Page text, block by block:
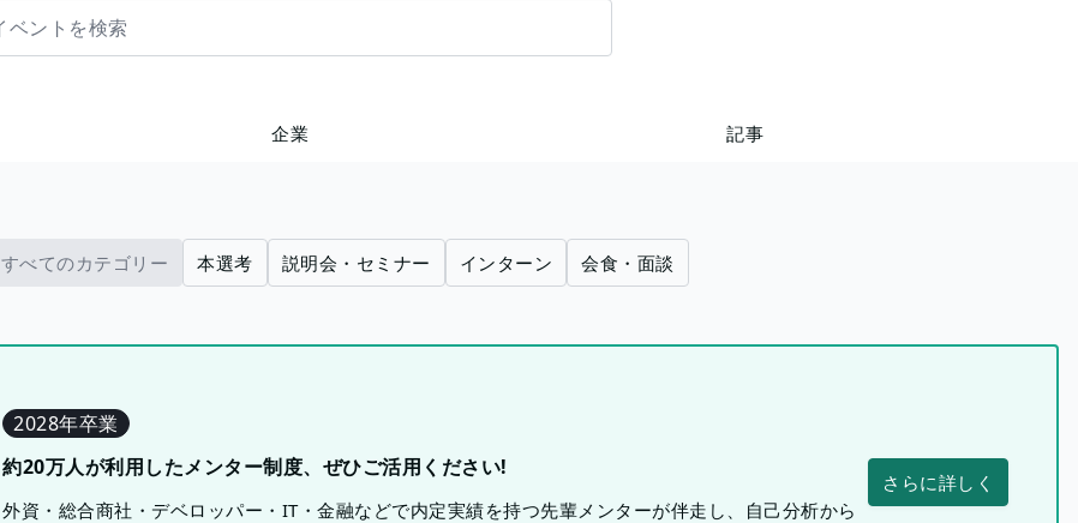
企業 記事
すべてのカテゴリー 本選考 説明会・セミナー インターン 会食・面談
2028年卒業
約20万人が利用したメンター制度、ぜひご活用ください!
外資・総合商社・デベロッパー・IT・金融などで内定実績を持つ先輩メンターが伴走し、自己分析から
さらに詳しく